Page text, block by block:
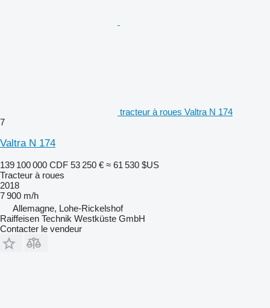
tracteur à roues Valtra N 174
7
Valtra N 174
139 100 000 CDF 53 250 € ≈ 61 530 $US
Tracteur à roues
2018
7 900 m/h
Allemagne, Lohe-Rickelshof
Raiffeisen Technik Westküste GmbH
Contacter le vendeur